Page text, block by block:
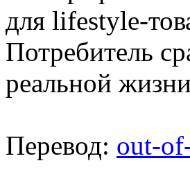
для lifestyle-
Потребитель
реальной
Перевод: out-